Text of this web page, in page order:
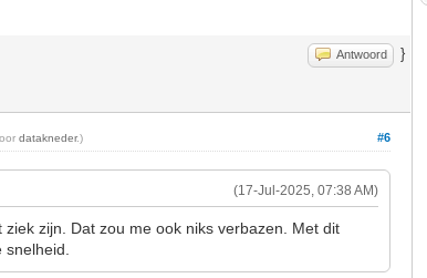
Antwoord }
#6
datakneder.)
(17-Jul-2025, 07:38 AM)
zijn. Dat zou me ook niks verbazen. Met dit